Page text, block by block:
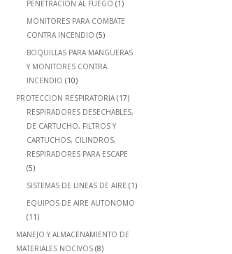
PENETRACION AL FUEGO (1)
MONITORES PARA COMBATE
CONTRA INCENDIO (5)
BOQUILLAS PARA MANGUERAS
Y MONITORES CONTRA
INCENDIO (10)
PROTECCION RESPIRATORIA (17)
RESPIRADORES DESECHABLES,
DE CARTUCHO, FILTROS Y
CARTUCHOS, CILINDROS,
RESPIRADORES PARA ESCAPE
(5)
SISTEMAS DE LINEAS DE AIRE (1)
EQUIPOS DE AIRE AUTONOMO
(11)
MANEJO Y ALMACENAMIENTO DE
MATERIALES NOCIVOS (8)